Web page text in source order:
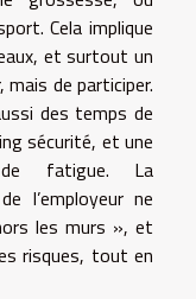
Cela implique
et surtout un
mais de participer.
des temps de
sécurité, et une
fatigue. La
l’employeur ne
les murs », et
risques, tout en